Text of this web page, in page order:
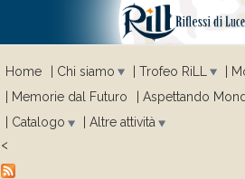
Home Chi siamo Trofeo RiLL
Memorie dal Futuro
Aspettando
Catalogo
Altre attività
<